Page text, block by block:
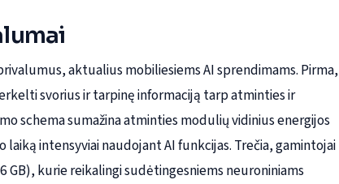
aktualius mobiliesiems AI sprendimams. Pirma,
svorius ir tarpinę informaciją tarp atminties ir
schema sumažina atminties modulių vidinius energijos
intensyviai naudojant AI funkcijas. Trečia, gamintojai
GB), kurie reikalingi sudėtingesniems neuroniniams